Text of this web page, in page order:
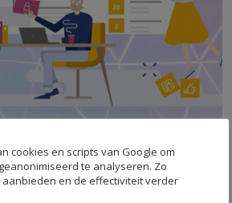
MET EEN VALO
cookies en scripts van Google om
te analyseren. Zo
en de effectiviteit verder